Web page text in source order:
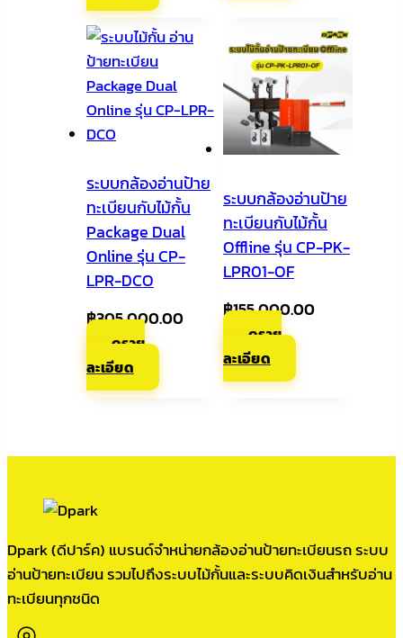
ระบบกล้องอ่านป้าย
ทะเบียนกับไม้กั้น
Package Dual
Online รุ่น CP-
LPR-DCO
฿305,000.00
ดูราย
ละเอียด
ระบบกล้องอ่านป้าย
ทะเบียนกับไม้กั้น
Offline รุ่น CP-PK-
LPR01-OF
฿155,000.00
ดูราย
ละเอียด
Dpark (ดีปาร์ค) แบรนด์จำหน่ายกล้องอ่านป้ายทะเบียนรถ ระบบ
อ่านป้ายทะเบียน รวมไปถึงระบบไม้กั้นและระบบคิดเงินสำหรับอ่าน
ทะเบียนทุกชนิด